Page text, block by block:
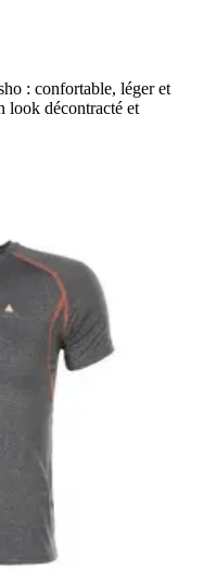
: confortable, léger et
look décontracté et